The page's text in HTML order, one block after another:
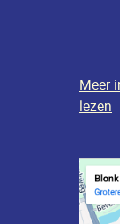
Meer
lezen